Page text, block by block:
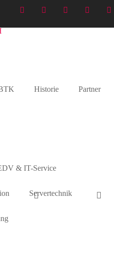
Historie Partner
& IT-Service
Servertechnik